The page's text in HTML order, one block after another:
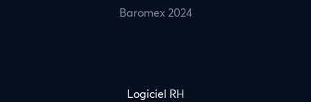
Baromex 2024
Logiciel RH